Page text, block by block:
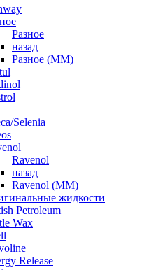
Разное
назад
Разное (ММ)
Selenia
Ravenol
назад
Ravenol (ММ)
жидкости
Petroleum
Wax
Release